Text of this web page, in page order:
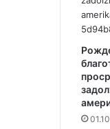
р
о
д
с
к
о
г
о
к